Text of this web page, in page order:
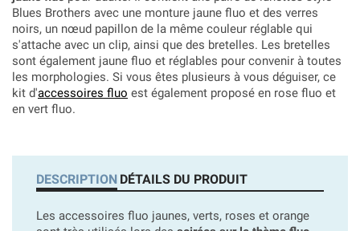
Blues Brothers avec une monture jaune fluo et des verres
noirs, un nœud papillon de la même couleur réglable qui
s'attache avec un clip, ainsi que des bretelles. Les bretelles
sont également jaune fluo et réglables pour convenir à toutes
les morphologies. Si vous êtes plusieurs à vous déguiser, ce
kit d'accessoires fluo est également proposé en rose fluo et
en vert fluo.
DESCRIPTION DÉTAILS DU PRODUIT
Les accessoires fluo jaunes, verts, roses et orange